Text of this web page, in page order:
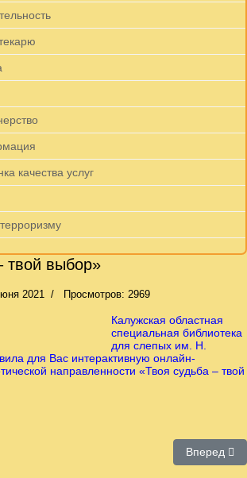
качества услуг
твой выбор»
2021 Просмотров: 2969
Калужская областная
специальная библиотека
для слепых им. Н.
для Вас интерактивную онлайн-
направленности «Твоя судьба – твой
информация Вперед